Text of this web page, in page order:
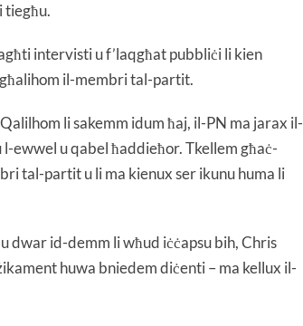
tiegħu.
intervisti u f’laqgħat pubbliċi li kien
il-membri tal-partit.
li sakemm idum ħaj, il-PN ma jarax il-
ewwel u qabel ħaddieħor. Tkellem għaċ-
tal-partit u li ma kienux ser ikunu huma li
dwar id-demm li wħud iċċapsu bih, Chris
huwa bniedem diċenti – ma kellux il-